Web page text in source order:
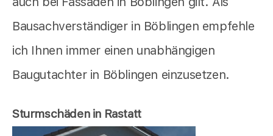
Bausachverständiger in Böblingen empfehle
ich Ihnen immer einen unabhängigen
Baugutachter in Böblingen einzusetzen.
Sturmschäden in Rastatt